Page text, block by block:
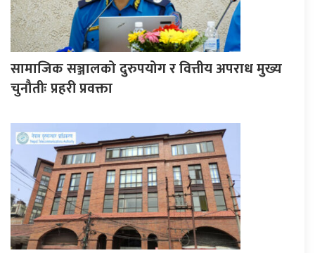
सामाजिक सञ्जालको दुरुपयोग र वित्तीय अपराध मुख्य
चुनौतीः प्रहरी प्रवक्ता